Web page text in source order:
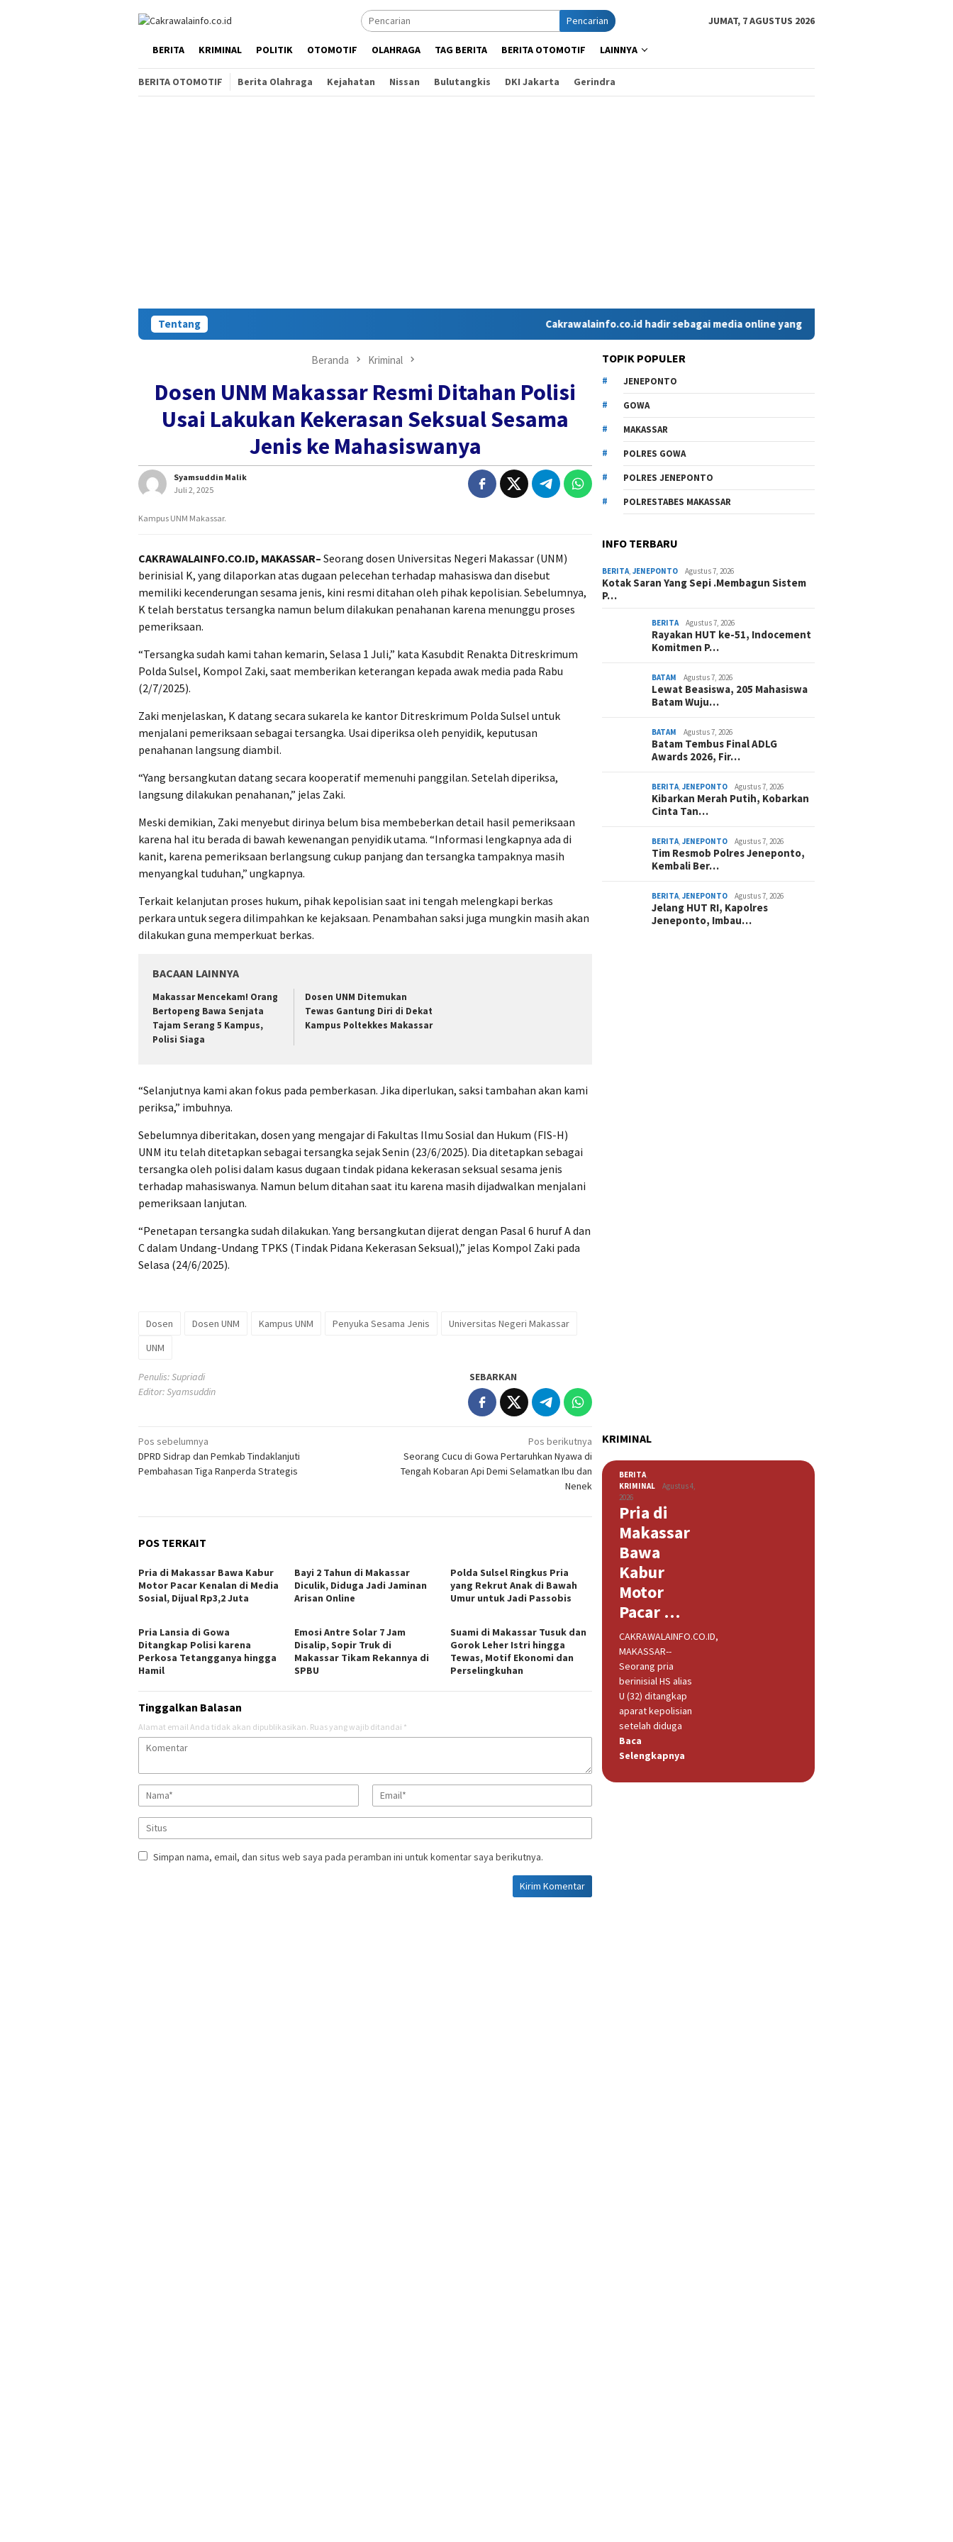
Pencarian JUMAT, 7 AGUSTUS 2026
HOMEBERITA KRIMINAL POLITIK OTOMOTIF OLAHRAGA TAG BERITA BERITA OTOMOTIF LAINNYA
BERITA OTOMOTIF Berita Olahraga Kejahatan Nissan Bulutangkis DKI Jakarta Gerindra
Tentang Cakrawalainfo.co.id hadir sebagai media online yang menyajikan berita cepat, faktual, dan
Beranda Kriminal
Dosen UNM Makassar Resmi Ditahan Polisi
Usai Lakukan Kekerasan Seksual Sesama
Jenis ke Mahasiswanya
Syamsuddin Malik
Juli 2, 2025
Kampus UNM Makassar.
CAKRAWALAINFO.CO.ID, MAKASSAR– Seorang dosen Universitas Negeri Makassar (UNM)
berinisial K, yang dilaporkan atas dugaan pelecehan terhadap mahasiswa dan disebut
memiliki kecenderungan sesama jenis, kini resmi ditahan oleh pihak kepolisian. Sebelumnya,
K telah berstatus tersangka namun belum dilakukan penahanan karena menunggu proses
pemeriksaan.
“Tersangka sudah kami tahan kemarin, Selasa 1 Juli,” kata Kasubdit Renakta Ditreskrimum
Polda Sulsel, Kompol Zaki, saat memberikan keterangan kepada awak media pada Rabu
(2/7/2025).
Zaki menjelaskan, K datang secara sukarela ke kantor Ditreskrimum Polda Sulsel untuk
menjalani pemeriksaan sebagai tersangka. Usai diperiksa oleh penyidik, keputusan
penahanan langsung diambil.
“Yang bersangkutan datang secara kooperatif memenuhi panggilan. Setelah diperiksa,
langsung dilakukan penahanan,” jelas Zaki.
Meski demikian, Zaki menyebut dirinya belum bisa membeberkan detail hasil pemeriksaan
karena hal itu berada di bawah kewenangan penyidik utama. “Informasi lengkapnya ada di
kanit, karena pemeriksaan berlangsung cukup panjang dan tersangka tampaknya masih
menyangkal tuduhan,” ungkapnya.
Terkait kelanjutan proses hukum, pihak kepolisian saat ini tengah melengkapi berkas
perkara untuk segera dilimpahkan ke kejaksaan. Penambahan saksi juga mungkin masih akan
dilakukan guna memperkuat berkas.
BACAAN LAINNYA
Makassar Mencekam! Orang
Bertopeng Bawa Senjata
Tajam Serang 5 Kampus,
Polisi Siaga
Dosen UNM Ditemukan
Tewas Gantung Diri di Dekat
Kampus Poltekkes Makassar
“Selanjutnya kami akan fokus pada pemberkasan. Jika diperlukan, saksi tambahan akan kami
periksa,” imbuhnya.
Sebelumnya diberitakan, dosen yang mengajar di Fakultas Ilmu Sosial dan Hukum (FIS-H)
UNM itu telah ditetapkan sebagai tersangka sejak Senin (23/6/2025). Dia ditetapkan sebagai
tersangka oleh polisi dalam kasus dugaan tindak pidana kekerasan seksual sesama jenis
terhadap mahasiswanya. Namun belum ditahan saat itu karena masih dijadwalkan menjalani
pemeriksaan lanjutan.
“Penetapan tersangka sudah dilakukan. Yang bersangkutan dijerat dengan Pasal 6 huruf A dan
C dalam Undang-Undang TPKS (Tindak Pidana Kekerasan Seksual),” jelas Kompol Zaki pada
Selasa (24/6/2025).
Dosen Dosen UNM Kampus UNM Penyuka Sesama Jenis
Universitas Negeri Makassar
UNM
Penulis: Supriadi
Editor: Syamsuddin
SEBARKAN
Navigasi
pos
Pos sebelumnya
DPRD Sidrap dan Pemkab Tindaklanjuti
Pembahasan Tiga Ranperda Strategis
Pos berikutnya
Seorang Cucu di Gowa Pertaruhkan Nyawa di
Tengah Kobaran Api Demi Selamatkan Ibu dan
Nenek
POS TERKAIT
Pria di Makassar Bawa Kabur
Motor Pacar Kenalan di Media
Sosial, Dijual Rp3,2 Juta
Bayi 2 Tahun di Makassar
Diculik, Diduga Jadi Jaminan
Arisan Online
Polda Sulsel Ringkus Pria
yang Rekrut Anak di Bawah
Umur untuk Jadi Passobis
Pria Lansia di Gowa
Ditangkap Polisi karena
Perkosa Tetangganya hingga
Hamil
Emosi Antre Solar 7 Jam
Disalip, Sopir Truk di
Makassar Tikam Rekannya di
SPBU
Suami di Makassar Tusuk dan
Gorok Leher Istri hingga
Tewas, Motif Ekonomi dan
Perselingkuhan
Tinggalkan Balasan
Alamat email Anda tidak akan dipublikasikan. Ruas yang wajib ditandai *
Simpan nama, email, dan situs web saya pada peramban ini untuk komentar saya berikutnya.
TOPIK POPULER
JENEPONTO
GOWA
MAKASSAR
POLRES GOWA
POLRES JENEPONTO
POLRESTABES MAKASSAR
INFO TERBARU
BERITA,JENEPONTO Agustus 7, 2026
Kotak Saran Yang Sepi .Membagun Sistem
P…
BERITA Agustus 7, 2026
Rayakan HUT ke-51, Indocement
Komitmen P…
BATAM Agustus 7, 2026
Lewat Beasiswa, 205 Mahasiswa
Batam Wuju…
BATAM Agustus 7, 2026
Batam Tembus Final ADLG
Awards 2026, Fir…
BERITA,JENEPONTO Agustus 7, 2026
Kibarkan Merah Putih, Kobarkan
Cinta Tan…
BERITA,JENEPONTO Agustus 7, 2026
Tim Resmob Polres Jeneponto,
Kembali Ber…
BERITA,JENEPONTO Agustus 7, 2026
Jelang HUT RI, Kapolres
Jeneponto, Imbau…
KRIMINAL
BERITA,
KRIMINAL
Agustus 4,
2026
Pria di
Makassar
Bawa
Kabur
Motor
Pacar …
CAKRAWALAINFO.CO.ID,
MAKASSAR--
Seorang pria
berinisial HS alias
U (32) ditangkap
aparat kepolisian
setelah diduga
Baca
Selengkapnya